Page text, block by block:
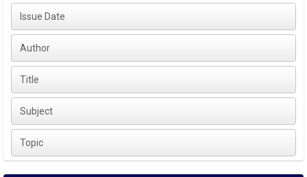
Issue Date
Author
Title
Subject
Topic